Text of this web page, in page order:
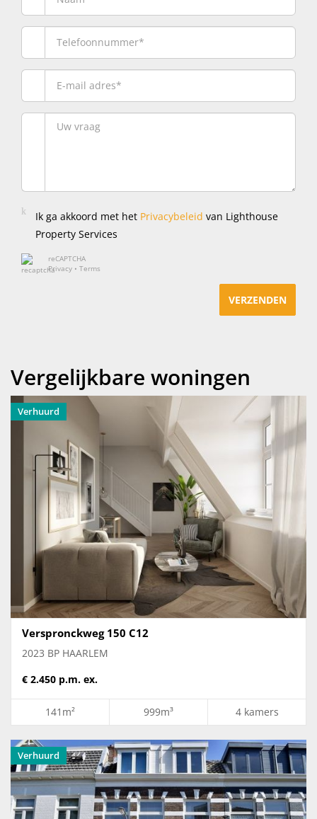
Ik ga akkoord met het Privacybeleid van Lighthouse
Property Services
reCAPTCHA
Privacy • Terms
VERZENDEN
Vergelijkbare woningen
Verhuurd
Verspronckweg 150 C12
2023 BP HAARLEM
€ 2.450 p.m. ex.
141m² 999m³ 4 kamers
Verhuurd